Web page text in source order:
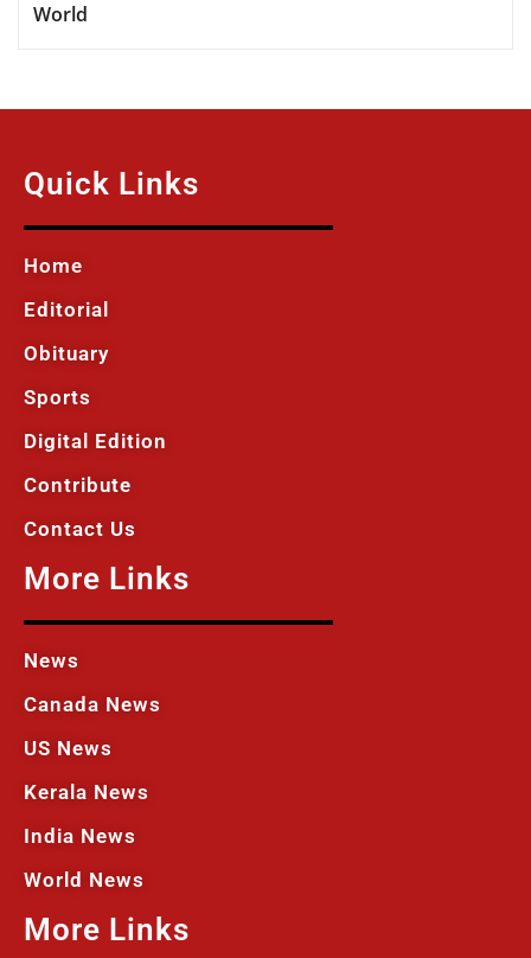
World
Quick Links
Home
Editorial
Obituary
Sports
Digital Edition
Contribute
Contact Us
More Links
News
Canada News
US News
Kerala News
India News
World News
More Links